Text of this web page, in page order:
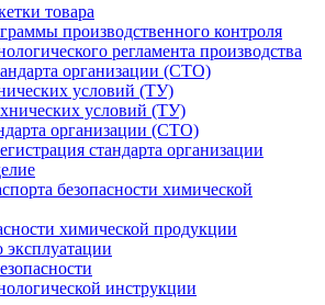
товара
производственного контроля
регламента производства
организации (СТО)
условий (ТУ)
условий (ТУ)
организации (СТО)
стандарта организации
безопасности химической
химической продукции
эксплуатации
инструкции